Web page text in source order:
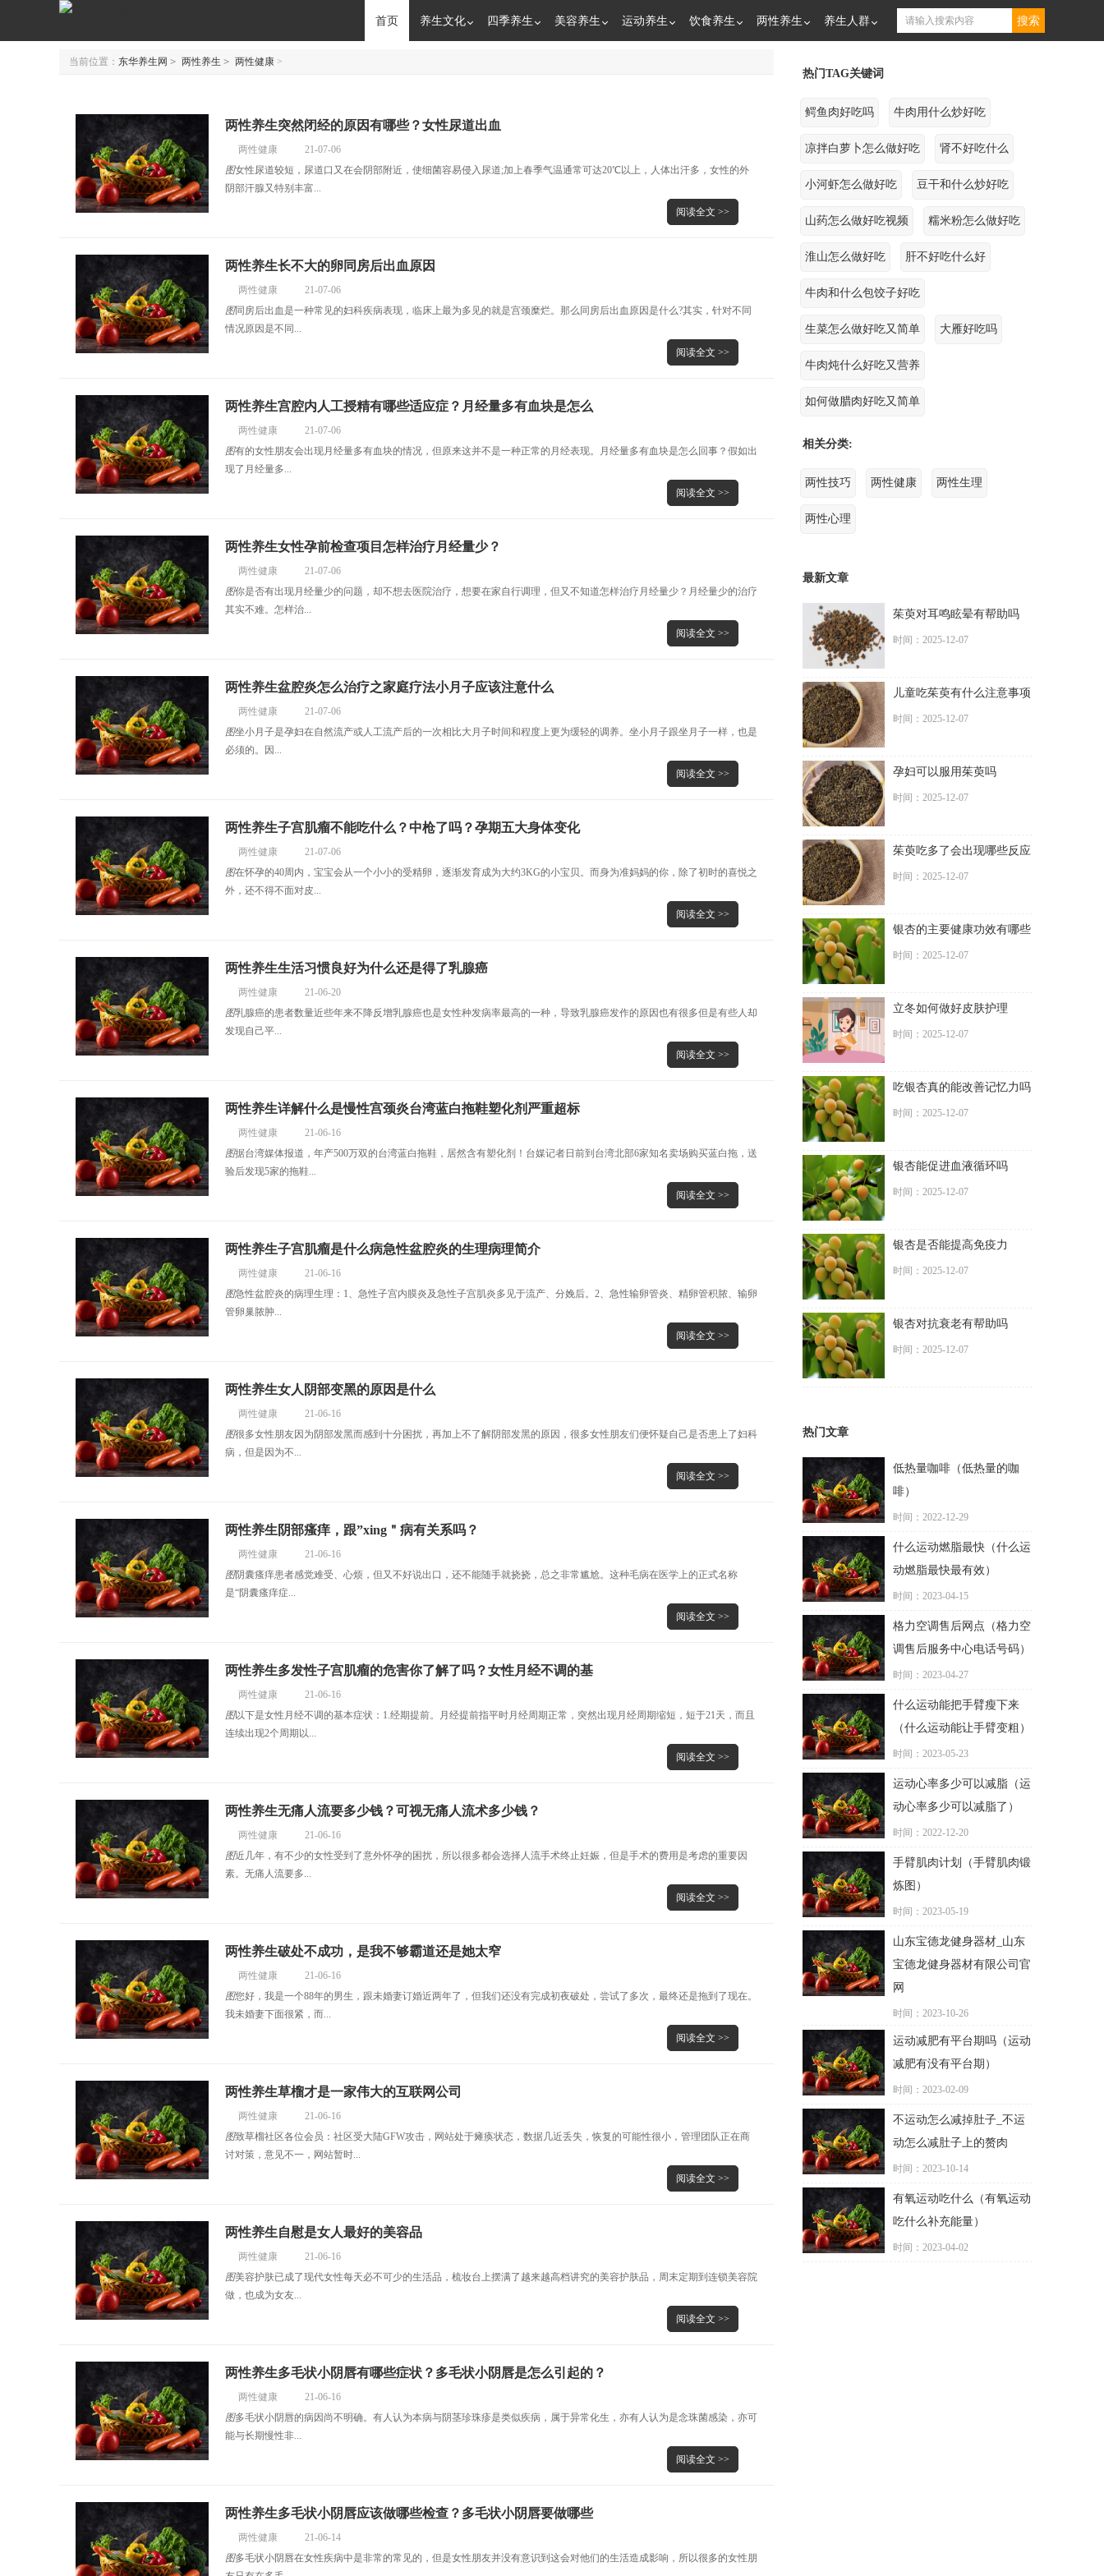
首页 养生文化 四季养生 美容养生 运动养生 饮食养生 两性养生 养生人群
当前位置： 东华养生网 > 两性养生 > 两性健康 >
两性养生突然闭经的原因有哪些？女性尿道出血
两性健康
21-07-06
图女性尿道较短，尿道口又在会阴部附近，使细菌容易侵入尿道;加上春季气温通常可达20℃以上，人体出汗多，女性的外
阴部汗腺又特别丰富...
阅读全文 >>
两性养生长不大的卵同房后出血原因
两性健康
21-07-06
图同房后出血是一种常见的妇科疾病表现，临床上最为多见的就是宫颈糜烂。那么同房后出血原因是什么?其实，针对不同
情况原因是不同...
阅读全文 >>
两性养生宫腔内人工授精有哪些适应症？月经量多有血块是怎么
两性健康
21-07-06
图有的女性朋友会出现月经量多有血块的情况，但原来这并不是一种正常的月经表现。月经量多有血块是怎么回事？假如出
现了月经量多...
阅读全文 >>
两性养生女性孕前检查项目怎样治疗月经量少？
两性健康
21-07-06
图你是否有出现月经量少的问题，却不想去医院治疗，想要在家自行调理，但又不知道怎样治疗月经量少？月经量少的治疗
其实不难。怎样治...
阅读全文 >>
两性养生盆腔炎怎么治疗之家庭疗法小月子应该注意什么
两性健康
21-07-06
图坐小月子是孕妇在自然流产或人工流产后的一次相比大月子时间和程度上更为缓轻的调养。坐小月子跟坐月子一样，也是
必须的。因...
阅读全文 >>
两性养生子宫肌瘤不能吃什么？中枪了吗？孕期五大身体变化
两性健康
21-07-06
图在怀孕的40周内，宝宝会从一个小小的受精卵，逐渐发育成为大约3KG的小宝贝。而身为准妈妈的你，除了初时的喜悦之
外，还不得不面对皮...
阅读全文 >>
两性养生生活习惯良好为什么还是得了乳腺癌
两性健康
21-06-20
图乳腺癌的患者数量近些年来不降反增乳腺癌也是女性种发病率最高的一种，导致乳腺癌发作的原因也有很多但是有些人却
发现自己平...
阅读全文 >>
两性养生详解什么是慢性宫颈炎台湾蓝白拖鞋塑化剂严重超标
两性健康
21-06-16
图据台湾媒体报道，年产500万双的台湾蓝白拖鞋，居然含有塑化剂！台媒记者日前到台湾北部6家知名卖场购买蓝白拖，送
验后发现5家的拖鞋...
阅读全文 >>
两性养生子宫肌瘤是什么病急性盆腔炎的生理病理简介
两性健康
21-06-16
图急性盆腔炎的病理生理：1、急性子宫内膜炎及急性子宫肌炎多见于流产、分娩后。2、急性输卵管炎、精卵管积脓、输卵
管卵巢脓肿...
阅读全文 >>
两性养生女人阴部变黑的原因是什么
两性健康
21-06-16
图很多女性朋友因为阴部发黑而感到十分困扰，再加上不了解阴部发黑的原因，很多女性朋友们便怀疑自己是否患上了妇科
病，但是因为不...
阅读全文 >>
两性养生阴部瘙痒，跟”xing＂病有关系吗？
两性健康
21-06-16
图阴囊瘙痒患者感觉难受、心烦，但又不好说出口，还不能随手就挠挠，总之非常尴尬。这种毛病在医学上的正式名称
是“阴囊瘙痒症...
阅读全文 >>
两性养生多发性子宫肌瘤的危害你了解了吗？女性月经不调的基
两性健康
21-06-16
图以下是女性月经不调的基本症状：1.经期提前。月经提前指平时月经周期正常，突然出现月经周期缩短，短于21天，而且
连续出现2个周期以...
阅读全文 >>
两性养生无痛人流要多少钱？可视无痛人流术多少钱？
两性健康
21-06-16
图近几年，有不少的女性受到了意外怀孕的困扰，所以很多都会选择人流手术终止妊娠，但是手术的费用是考虑的重要因
素。无痛人流要多...
阅读全文 >>
两性养生破处不成功，是我不够霸道还是她太窄
两性健康
21-06-16
图您好，我是一个88年的男生，跟未婚妻订婚近两年了，但我们还没有完成初夜破处，尝试了多次，最终还是拖到了现在。
我未婚妻下面很紧，而...
阅读全文 >>
两性养生草榴才是一家伟大的互联网公司
两性健康
21-06-16
图致草榴社区各位会员：社区受大陆GFW攻击，网站处于瘫痪状态，数据几近丢失，恢复的可能性很小，管理团队正在商
讨对策，意见不一，网站暂时...
阅读全文 >>
两性养生自慰是女人最好的美容品
两性健康
21-06-16
图美容护肤已成了现代女性每天必不可少的生活品，梳妆台上摆满了越来越高档讲究的美容护肤品，周末定期到连锁美容院
做，也成为女友...
阅读全文 >>
两性养生多毛状小阴唇有哪些症状？多毛状小阴唇是怎么引起的？
两性健康
21-06-16
图多毛状小阴唇的病因尚不明确。有人认为本病与阴茎珍珠疹是类似疾病，属于异常化生，亦有人认为是念珠菌感染，亦可
能与长期慢性非...
阅读全文 >>
两性养生多毛状小阴唇应该做哪些检查？多毛状小阴唇要做哪些
两性健康
21-06-14
图多毛状小阴唇在女性疾病中是非常的常见的，但是女性朋友并没有意识到这会对他们的生活造成影响，所以很多的女性朋
热门TAG关键词
鳄鱼肉好吃吗 牛肉用什么炒好吃
凉拌白萝卜怎么做好吃 肾不好吃什么
小河虾怎么做好吃 豆干和什么炒好吃
山药怎么做好吃视频 糯米粉怎么做好吃
淮山怎么做好吃 肝不好吃什么好
牛肉和什么包饺子好吃
生菜怎么做好吃又简单 大雁好吃吗
牛肉炖什么好吃又营养
如何做腊肉好吃又简单
相关分类:
两性技巧 两性健康 两性生理
两性心理
最新文章
茱萸对耳鸣眩晕有帮助吗
时间：2025-12-07
儿童吃茱萸有什么注意事项
时间：2025-12-07
孕妇可以服用茱萸吗
时间：2025-12-07
茱萸吃多了会出现哪些反应
时间：2025-12-07
银杏的主要健康功效有哪些
时间：2025-12-07
立冬如何做好皮肤护理
时间：2025-12-07
吃银杏真的能改善记忆力吗
时间：2025-12-07
银杏能促进血液循环吗
时间：2025-12-07
银杏是否能提高免疫力
时间：2025-12-07
银杏对抗衰老有帮助吗
时间：2025-12-07
热门文章
低热量咖啡（低热量的咖
啡）
时间：2022-12-29
什么运动燃脂最快（什么运
动燃脂最快最有效）
时间：2023-04-15
格力空调售后网点（格力空
调售后服务中心电话号码）
时间：2023-04-27
什么运动能把手臂瘦下来
（什么运动能让手臂变粗）
时间：2023-05-23
运动心率多少可以减脂（运
动心率多少可以减脂了）
时间：2022-12-20
手臂肌肉计划（手臂肌肉锻
炼图）
时间：2023-05-19
山东宝德龙健身器材_山东
宝德龙健身器材有限公司官
网
时间：2023-10-26
运动减肥有平台期吗（运动
减肥有没有平台期）
时间：2023-02-09
不运动怎么减掉肚子_不运
动怎么减肚子上的赘肉
时间：2023-10-14
有氧运动吃什么（有氧运动
吃什么补充能量）
时间：2023-04-02